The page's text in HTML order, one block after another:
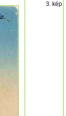
3. kép